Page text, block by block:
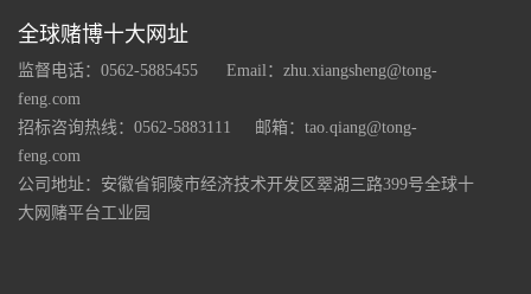
全球赌博十大网址
监督电话：0562-5885455 Email： zhu.xiangsheng@tong-
feng.com
招标咨询热线：0562-5883111
邮箱： tao.qiang@tong-
feng.com
公司地址：安徽省铜陵市经济技术开发区翠湖三路399号全球十
大网赌平台工业园